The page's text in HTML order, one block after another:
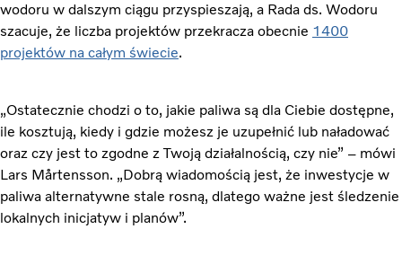
wodoru w dalszym ciągu przyspieszają, a Rada ds. Wodoru
szacuje, że liczba projektów przekracza obecnie 1400
projektów na całym świecie.
„Ostatecznie chodzi o to, jakie paliwa są dla Ciebie dostępne,
ile kosztują, kiedy i gdzie możesz je uzupełnić lub naładować
oraz czy jest to zgodne z Twoją działalnością, czy nie” – mówi
Lars Mårtensson. „Dobrą wiadomością jest, że inwestycje w
paliwa alternatywne stale rosną, dlatego ważne jest śledzenie
lokalnych inicjatyw i planów”.